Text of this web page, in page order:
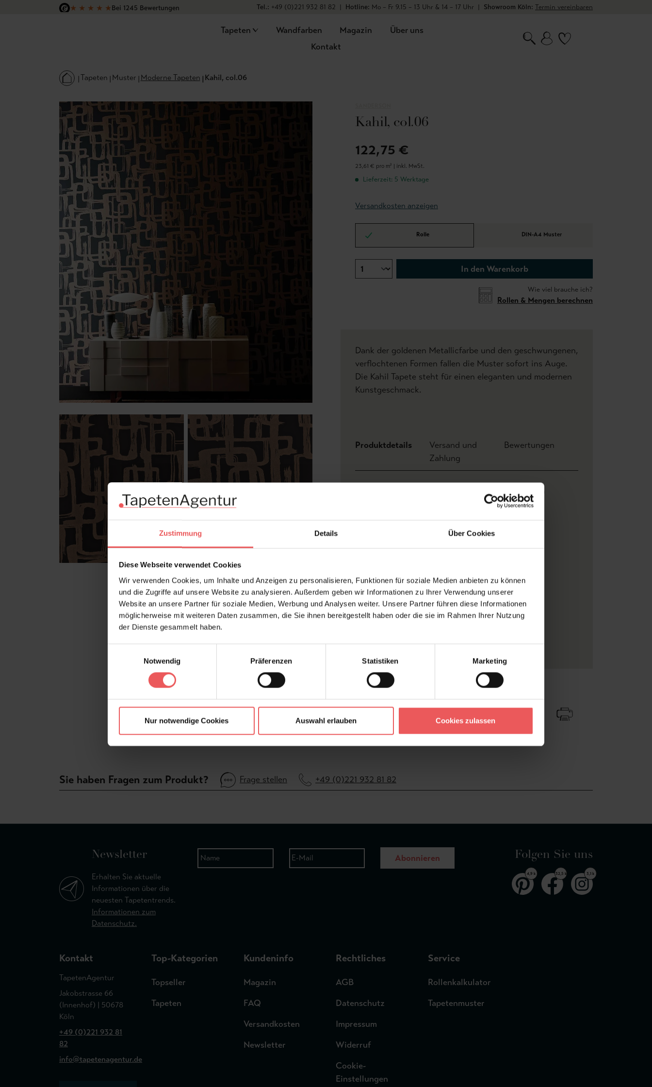
Zustimmung Details Über Cookies
Diese Webseite verwendet Cookies
Wir verwenden Cookies, um Inhalte und Anzeigen zu personalisieren, Funktionen für soziale Medien anbieten zu können
und die Zugriffe auf unsere Website zu analysieren. Außerdem geben wir Informationen zu Ihrer Verwendung unserer
Website an unsere Partner für soziale Medien, Werbung und Analysen weiter. Unsere Partner führen diese Informationen
möglicherweise mit weiteren Daten zusammen, die Sie ihnen bereitgestellt haben oder die sie im Rahmen Ihrer Nutzung
der Dienste gesammelt haben.
Notwendig
Präferenzen Statistiken Marketing
Nur notwendige Cookies Auswahl erlauben Cookies zulassen
Hauptinhalt springen
Zur Suche springen
Zur Hauptnavigation springen
★ ★ ★ ★ ★Bei 1245 Bewertungen
Tel.: +49 (0)221 932 81 82 | Hotline: Mo – Fr 9.15 – 13 Uhr & 14 – 17 Uhr | Showroom Köln: Termin vereinbaren
Tapeten Wandfarben Magazin
Über uns
Kontakt
Tapeten Muster Moderne Tapeten Kahil, col.06
Kahil, col.06
122,75 €
23,61 € pro m² | inkl. MwSt.
Lieferzeit: 5 Werktage
Versandkosten anzeigen
Rolle DIN-A4 Muster
In den Warenkorb
Wie viel brauche ich?
Rollen & Mengen berechnen
Dank der goldenen Metallicfarbe und den geschwungenen,
verflochtenen Formen fallen die Muster sofort ins Auge.
Die Kahil Tapete steht für einen eleganten und modernen
Kunstgeschmack.
Produktdetails
Versand und
Zahlung
Bewertungen
Versatz:
0,32 m
Sanderson
Kleber:
Vlieskleber
Konfektionierung:
Rolle
Oberfläche:
Soft-Touch
Trägermaterial:
Vliestapeten
Sie haben Fragen zum Produkt? Frage stellen +49 (0)221 932 81 82
Newsletter
Erhalten Sie aktuelle
Informationen über die
neuesten Tapetentrends.
Informationen zum
Datenschutz.
Abonnieren Folgen Sie uns
4,9 k 32,5 k 3,1 k
Kontakt
TapetenAgentur
Jakobstrasse 66
(Innenhof) | 50678
Köln
+49 (0)221 932 81
82
info@tapetenagentur.de
Top-Kategorien
Topseller
Tapeten
Kundeninfo
Magazin
FAQ
Versandkosten
Newsletter
Rechtliches
AGB
Datenschutz
Impressum
Widerruf
Cookie-
Einstellungen
Service
Rollenkalkulator
Tapetenmuster